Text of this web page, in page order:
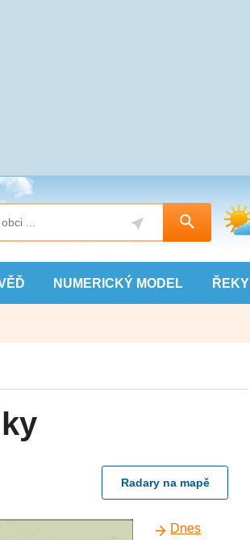
NUMERICKÝ MODEL ŘEKY
Radary na mapě
Dnes